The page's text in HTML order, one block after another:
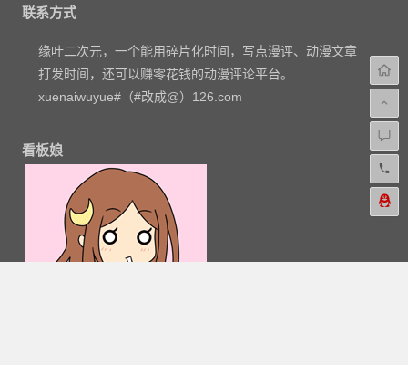
联系方式
缘叶二次元，一个能用碎片化时间，写点漫评、动漫文章
打发时间，还可以赚零花钱的动漫评论平台。
xuenaiwuyue#（#改成@）126.com
看板娘